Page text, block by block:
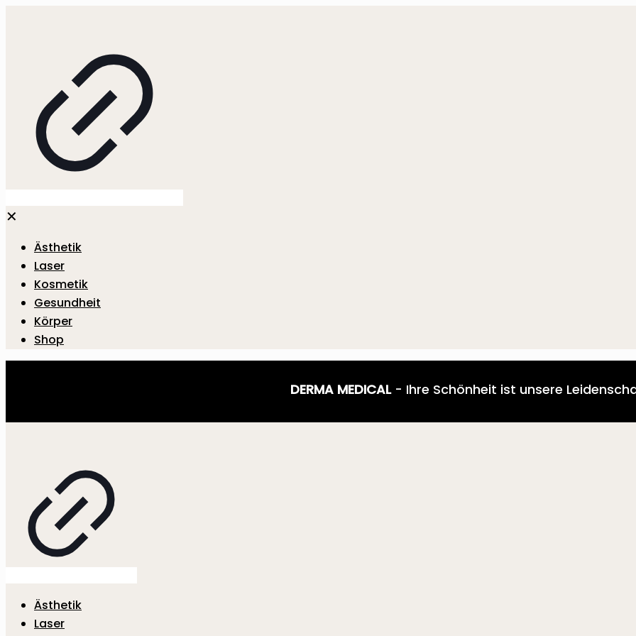
✕
Ästhetik
Laser
Kosmetik
Gesundheit
Körper
Shop
DERMA MEDICAL- Ihre Schönheit ist unsere
Ästhetik
Laser